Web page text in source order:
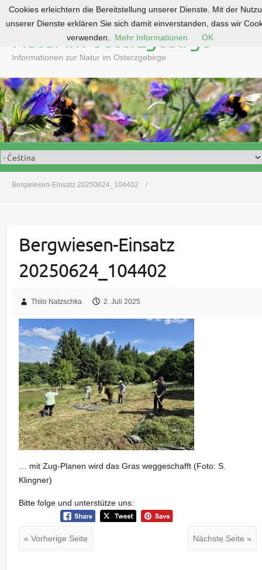
o
c
o
n
t
e
n
Natur im Osterzgebirge
Informationen zur Natur im Osterzgebirge
Bergwiesen-Einsatz 20250624_104402
Bergwiesen-Einsatz
20250624_104402
Thilo Natzschka 2. Juli 2025
… mit Zug-Planen wird das Gras weggeschafft (Foto: S.
Klingner)
Bitte folge und unterstütze uns:
« Vorherige Seite Nächste Seite »
Cookies erleichtern die Bereitstellung unserer Dienste. Mit der
unserer Dienste erklären Sie sich damit einverstanden, dass wir
verwenden.
Mehr Informationen OK